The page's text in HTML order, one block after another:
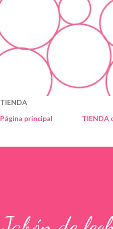
TIENDA
Página principal
TIENDA